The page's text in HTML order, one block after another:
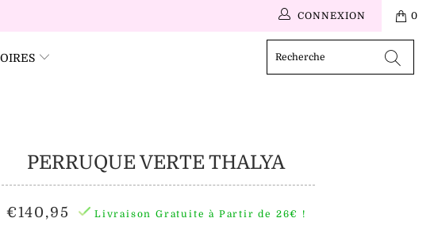
0
CONNEXION
PERRUQUE VERTE THALYA
€140,95 Livraison Gratuite à Partir de 26€ !